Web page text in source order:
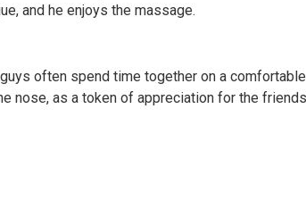
and he enjoys the massage.
often spend time together on a
nose, as a token of appreciation for the